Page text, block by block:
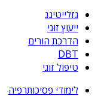
גזלייטינג
ייעוץ זוגי
הדרכת הורים
DBT
טיפול זוגי
לימודי פסיכותרפיה